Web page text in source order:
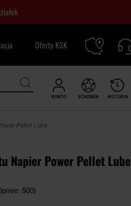
Oferty KSK
KONTO HISTORIA
SCHOWEK
Pellet Lube
Napier Power Pellet Lube
500)